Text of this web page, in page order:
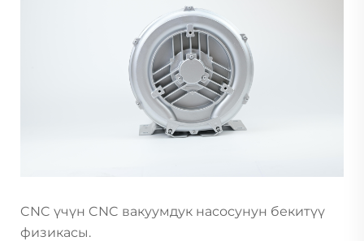
CNC үчүн CNC вакуумдук насосунун бекитүү
физикасы.